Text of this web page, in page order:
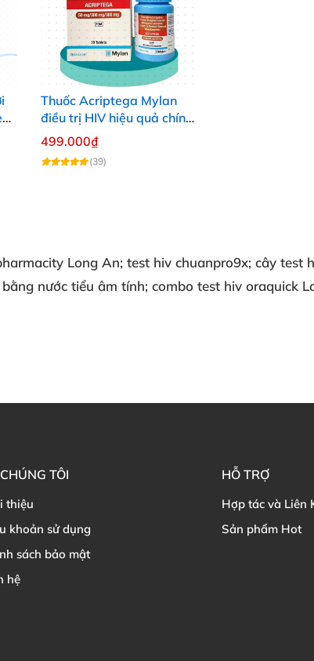
Thuốc Acriptega Mylan
điều trị HIV hiệu quả chính
hãng 30v
499.000₫
(39)
Long An; test hiv chuanpro9x; cây test
nước tiểu âm tính; combo test hiv oraquick
TÔI
thiệu
khoản sử dụng
sách bảo mật
hệ
HỖ TRỢ
Hợp tác và Liên
Sản phẩm Hot